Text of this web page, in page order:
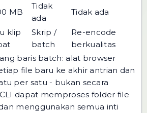
MB
Tidak
ada
Tidak ada
klip
Skrip /
batch
Re-encode
berkualitas
baris batch: alat browser
file baru ke akhir antrian dan
per satu - bukan secara
dapat memproses folder file
menggunakan semua inti